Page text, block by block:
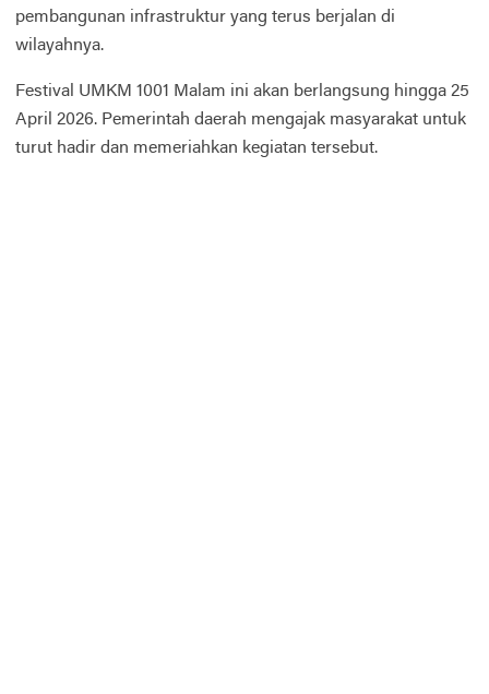
pembangunan infrastruktur yang terus berjalan di
wilayahnya.
Festival UMKM 1001 Malam ini akan berlangsung hingga 25
April 2026. Pemerintah daerah mengajak masyarakat untuk
turut hadir dan memeriahkan kegiatan tersebut.